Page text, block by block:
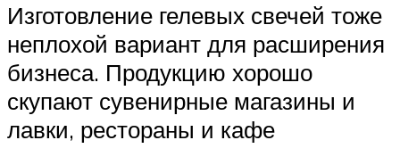
Изготовление гелевых свечей тоже
неплохой вариант для расширения
бизнеса. Продукцию хорошо
скупают сувенирные магазины и
лавки, рестораны и кафе